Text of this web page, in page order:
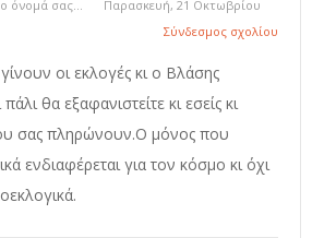
όνομά σας...
Παρασκευή, 21 Οκτωβρίου
Σύνδεσμος σχολίου
γίνουν οι εκλογές κι ο Βλάσης
θα εξαφανιστείτε κι εσείς κι
σας πληρώνουν.Ο μόνος που
ενδιαφέρεται για τον κόσμο κι όχι